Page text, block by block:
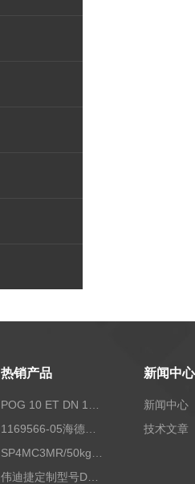
热销产品
1169566-05海德汉西门子编码器现货
伟迪捷定制型号DHM506-5000-002
新闻中心
新闻中心
技术文章